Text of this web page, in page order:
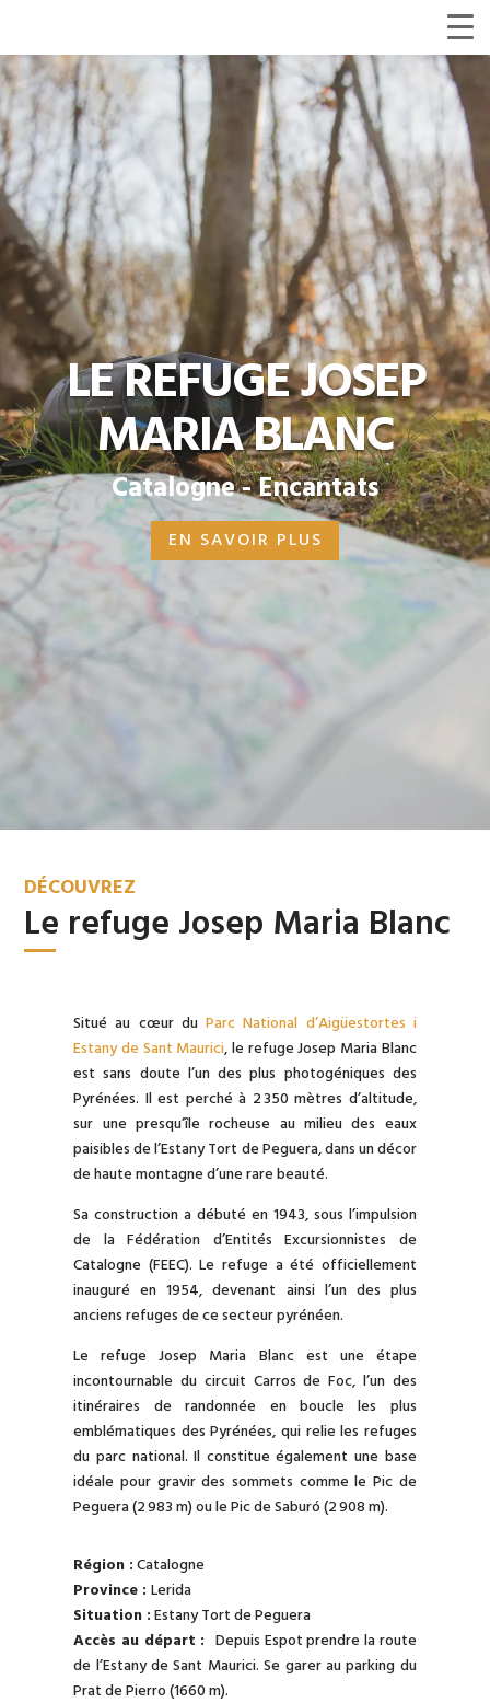
LE REFUGE JOSEP
MARIA BLANC
Catalogne - Encantats
EN SAVOIR PLUS
DÉCOUVREZ
Le refuge Josep Maria Blanc
Situé au cœur duParc National d’Aigüestortes i
Estany de Sant Maurici, le refuge Josep Maria Blanc
est sans doute l’un des plus photogéniques des
Pyrénées. Il est perché à 2 350 mètres d’altitude,
sur une presqu’île rocheuse au milieu des eaux
paisibles de l’Estany Tort de Peguera, dans un décor
de haute montagne d’une rare beauté.
Sa construction a débuté en 1943, sous l’impulsion
de la Fédération d’Entités Excursionnistes de
Catalogne (FEEC). Le refuge a été officiellement
inauguré en 1954, devenant ainsi l’un des plus
anciens refuges de ce secteur pyrénéen.
Le refuge Josep Maria Blanc est une étape
incontournable du circuit Carros de Foc, l’un des
itinéraires de randonnée en boucle les plus
emblématiques des Pyrénées, qui relie les refuges
du parc national. Il constitue également une base
idéale pour gravir des sommets comme le Pic de
Peguera (2 983 m) ou le Pic de Saburó (2 908 m).
Région : Catalogne
Province :Lerida
Situation : Estany Tort de Peguera
Accès au départ : Depuis Espot prendre la route
de l’Estany de Sant Maurici. Se garer au parking du
Prat de Pierro (1660 m).